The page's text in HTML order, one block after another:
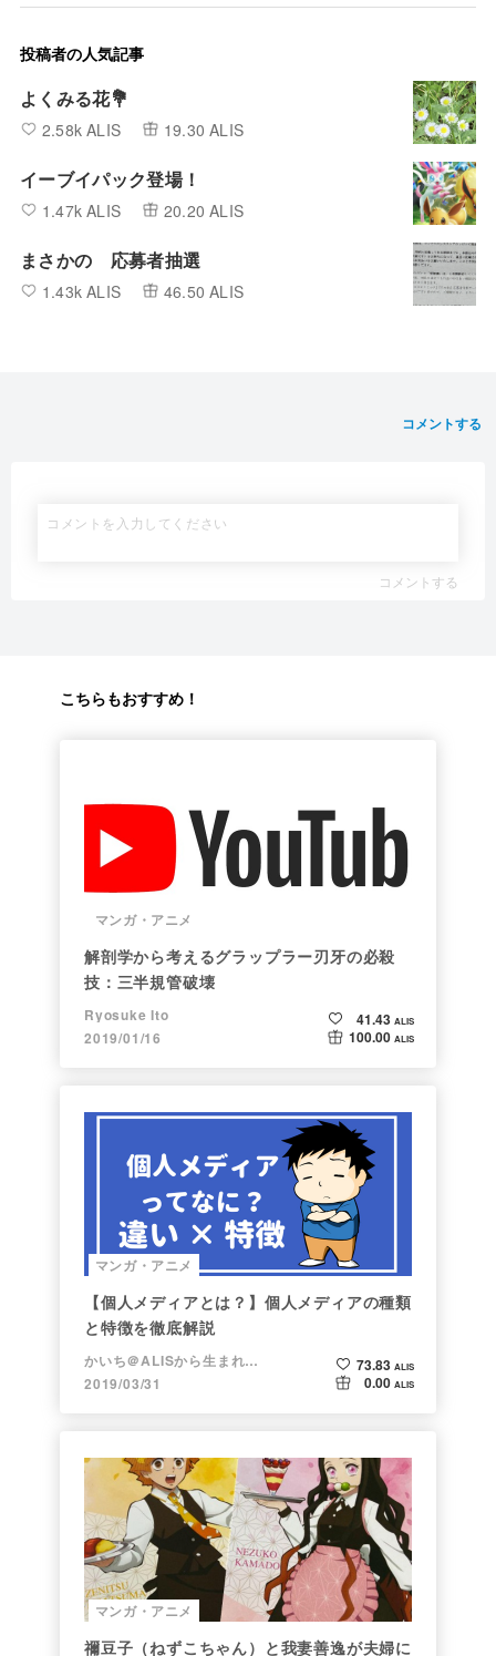
投稿者の人気記事
よくみる花💐
2.58k ALIS 19.30 ALIS
イーブイパック登場！
1.47k ALIS 20.20 ALIS
まさかの 応募者抽選
1.43k ALIS 46.50 ALIS
コメントする
コメントする
こちらもおすすめ！
マンガ・アニメ
解剖学から考えるグラップラー刃牙の必殺
技：三半規管破壊
Ryosuke Ito
2019/01/16
41.43 ALIS
100.00 ALIS
マンガ・アニメ
【個人メディアとは？】個人メディアの種類
と特徴を徹底解説
かいち＠ALISから生まれた漫画家
2019/03/31
73.83 ALIS
0.00 ALIS
マンガ・アニメ
禰豆子（ねずこちゃん）と我妻善逸が夫婦に